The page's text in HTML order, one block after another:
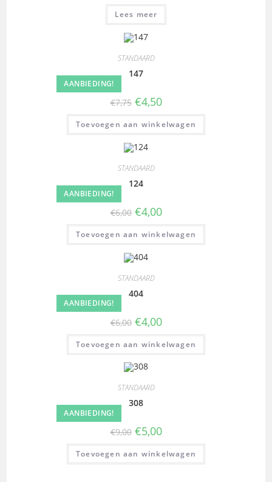
Lees meer
AANBIEDING!
STANDAARD
147
€7,75 €4,50
Toevoegen aan winkelwagen
AANBIEDING!
STANDAARD
124
€6,00 €4,00
Toevoegen aan winkelwagen
AANBIEDING!
STANDAARD
404
€6,00 €4,00
Toevoegen aan winkelwagen
AANBIEDING!
STANDAARD
308
€9,00 €5,00
Toevoegen aan winkelwagen